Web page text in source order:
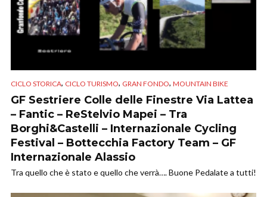
CICLO STORICA, CICLO TURISMO, GRAN FONDO, MOUNTAIN BIKE
GF Sestriere Colle delle Finestre Via Lattea
– Fantic – ReStelvio Mapei – Tra
Borghi&Castelli – Internazionale Cycling
Festival – Bottecchia Factory Team – GF
Internazionale Alassio
Tra quello che è stato e quello che verrà…. Buone Pedalate a tutti!